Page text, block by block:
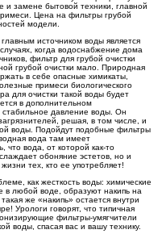
и замене бытовой техники, главной
Цена на фильтры грубой
модели.
источником воды является
когда водоснабжение дома
фильтр для грубой очистки
грубой очистки мало. Природная
в себе опасные химикаты,
примеси биологического
для очистки такой воды будет
в дополнительном
стабильное давление воды. Он
решая, в том числе, и
воды. Подойдут подобные фильтры
вода там имеет
что вода, от которой как-то
обоняние эстетов, но и
тех, кто ее употребляет!
как жесткость воды: химические
в любой воде, образуют накипь на
же «накипь» остается внутри
Урологи говорят, что типичная
фильтры-умягчители
воды, спасая вас и вашу технику.